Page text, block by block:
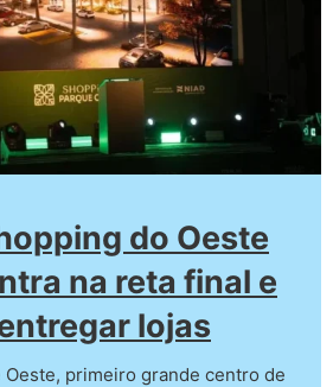
do Oeste
na reta final e
lojas
Oeste, primeiro grande centro de